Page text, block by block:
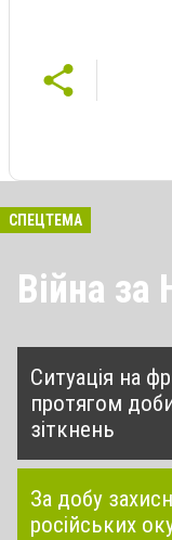
СПЕЦТЕМА
Війна за
Ситуація на
протягом
зіткнень
За добу
російських